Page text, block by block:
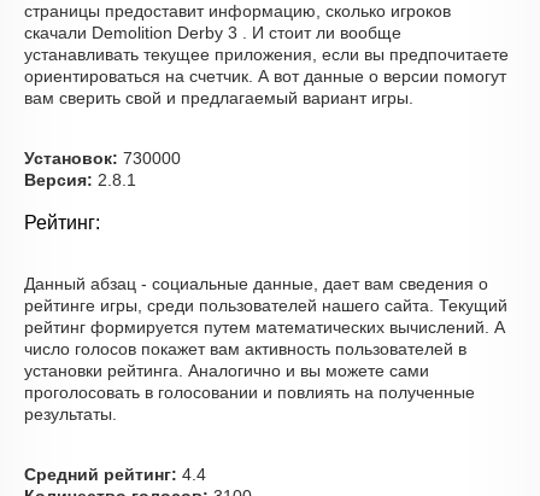
страницы предоставит информацию, сколько игроков
скачали Demolition Derby 3 . И стоит ли вообще
устанавливать текущее приложения, если вы предпочитаете
ориентироваться на счетчик. А вот данные о версии помогут
вам сверить свой и предлагаемый вариант игры.
Установок: 730000
Версия: 2.8.1
Рейтинг:
Данный абзац - социальные данные, дает вам сведения о
рейтинге игры, среди пользователей нашего сайта. Текущий
рейтинг формируется путем математических вычислений. А
число голосов покажет вам активность пользователей в
установки рейтинга. Аналогично и вы можете сами
проголосовать в голосовании и повлиять на полученные
результаты.
Средний рейтинг: 4.4